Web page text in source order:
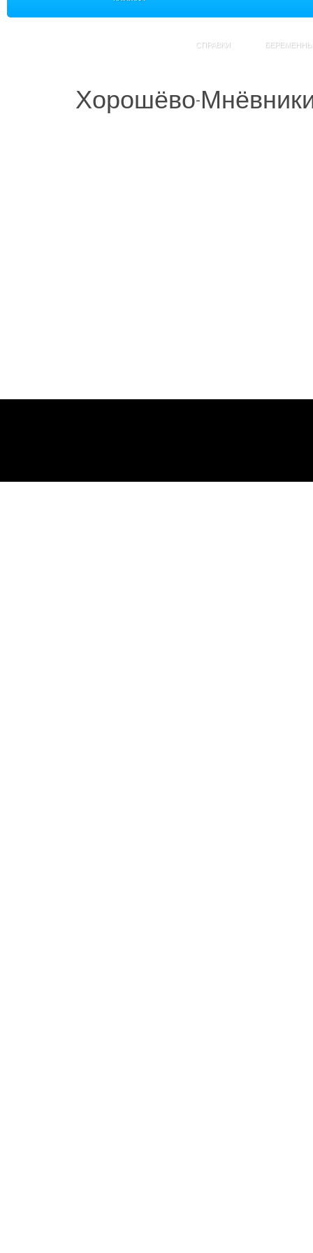
СПРАВКИ
Хорошёво-